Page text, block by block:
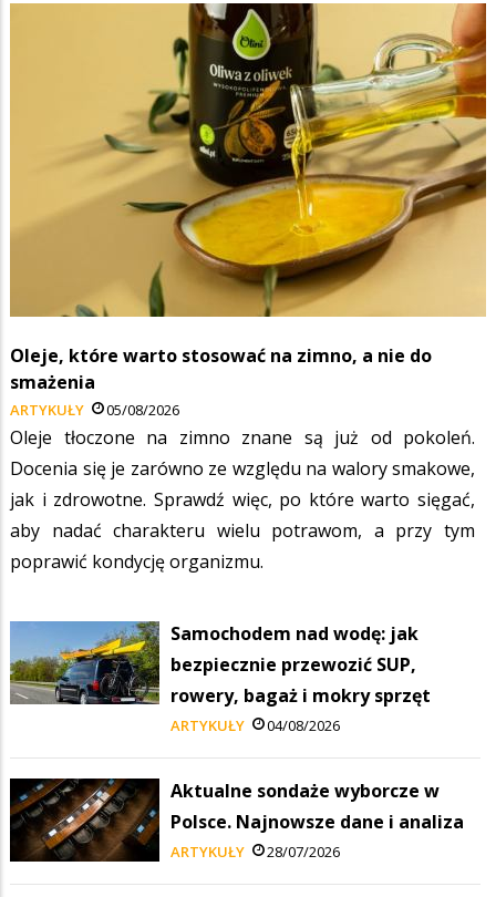
Oleje, które warto stosować na zimno, a nie do
smażenia
ARTYKUŁY 05/08/2026
Oleje tłoczone na zimno znane są już od pokoleń.
Docenia się je zarówno ze względu na walory smakowe,
jak i zdrowotne. Sprawdź więc, po które warto sięgać,
aby nadać charakteru wielu potrawom, a przy tym
poprawić kondycję organizmu.
Samochodem nad wodę: jak
bezpiecznie przewozić SUP,
rowery, bagaż i mokry sprzęt
ARTYKUŁY 04/08/2026
Aktualne sondaże wyborcze w
Polsce. Najnowsze dane i analiza
ARTYKUŁY 28/07/2026